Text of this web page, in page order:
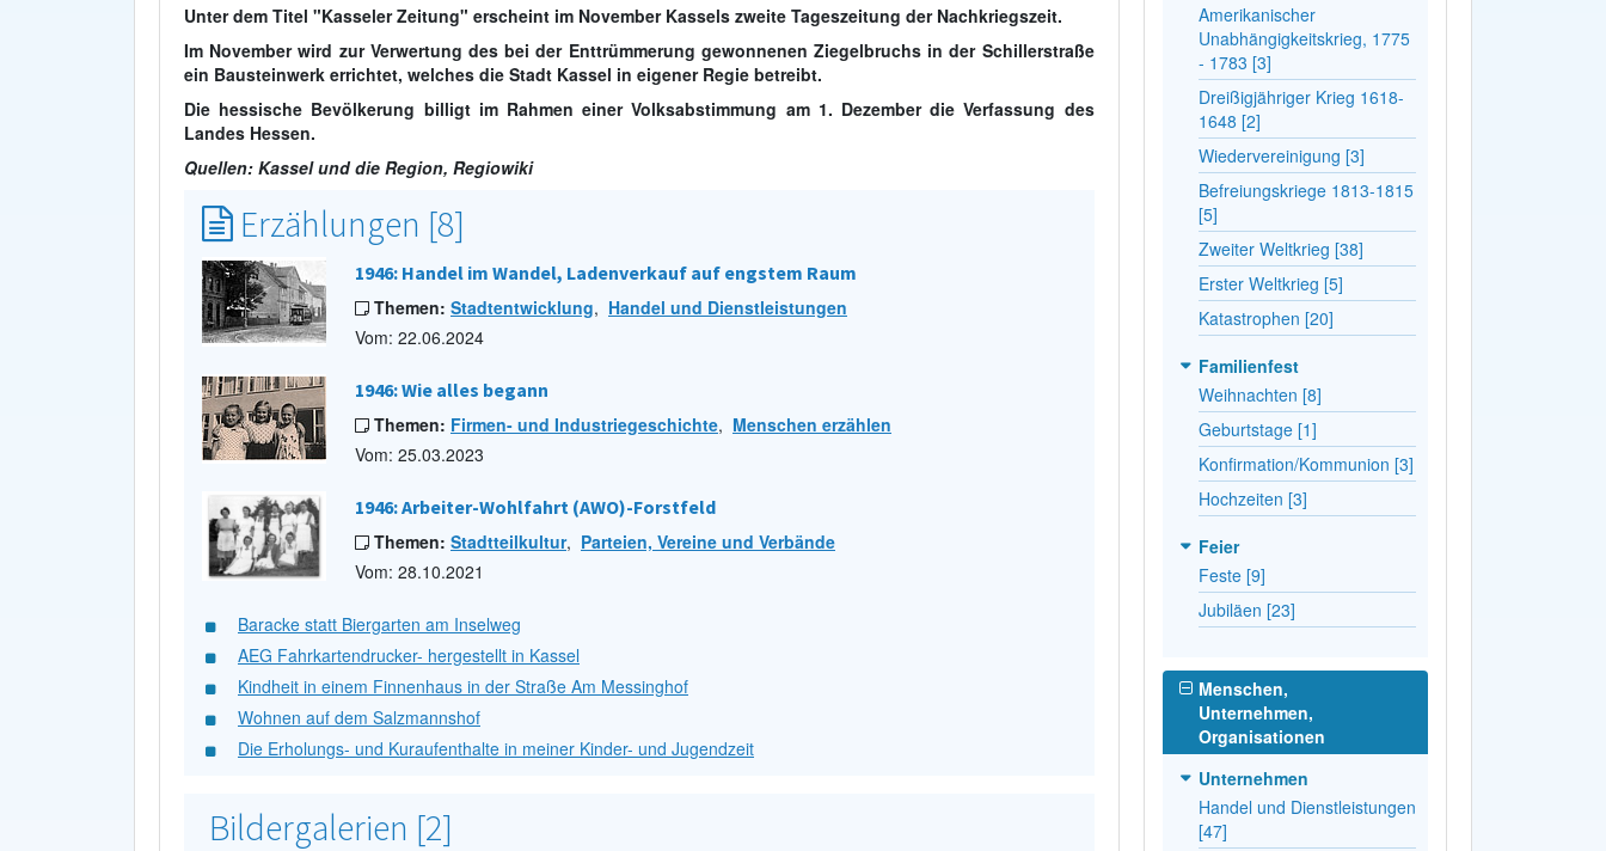
Unter dem Titel "Kasseler Zeitung" erscheint im November Kassels zweite Tageszeitung der Nachkriegszeit.
Im Novemberwird zur Verwertung des bei der Enttrümmerung gewonnenen Ziegelbruchs in der Schillerstraße
ein Bausteinwerk errichtet, welches die Stadt Kassel in eigener Regie betreibt.
Die hessische Bevölkerung billigt im Rahmen einer Volksabstimmung am1. Dezemberdie Verfassung des
Landes Hessen.
Quellen: Kassel und die Region, Regiowiki
Erzählungen [8]
1946: Handel im Wandel, Ladenverkauf auf engstem Raum
Themen: Stadtentwicklung, Handel und Dienstleistungen
Vom: 22.06.2024
1946: Wie alles begann
Themen: Firmen- und Industriegeschichte, Menschen erzählen
Vom: 25.03.2023
1946: Arbeiter-Wohlfahrt (AWO)-Forstfeld
Themen: Stadtteilkultur, Parteien, Vereine und Verbände
Vom: 28.10.2021
Baracke statt Biergarten am Inselweg
AEG Fahrkartendrucker- hergestellt in Kassel
Kindheit in einem Finnenhaus in der Straße Am Messinghof
Wohnen auf dem Salzmannshof
Die Erholungs- und Kuraufenthalte in meiner Kinder- und Jugendzeit
Bildergalerien [2]
Amerikanischer
Unabhängigkeitskrieg, 1775
- 1783 [3]
Dreißigjähriger Krieg 1618-
1648 [2]
Wiedervereinigung [3]
Befreiungskriege 1813-1815
[5]
Zweiter Weltkrieg [38]
Erster Weltkrieg [5]
Katastrophen [20]
Familienfest
Weihnachten [8]
Geburtstage [1]
Konfirmation/Kommunion [3]
Hochzeiten [3]
Feier
Feste [9]
Jubiläen [23]
Menschen,
Unternehmen,
Organisationen
Unternehmen
Handel und Dienstleistungen
[47]